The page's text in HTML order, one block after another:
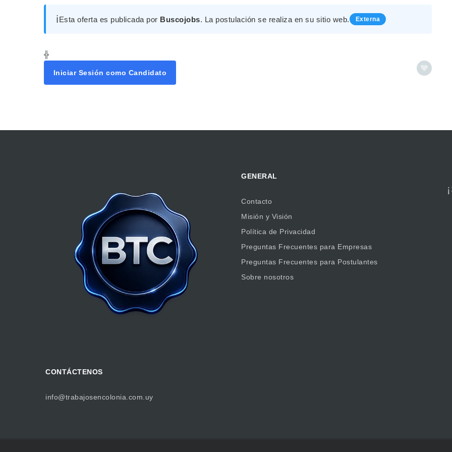
ℹ️Esta oferta es publicada por Buscojobs. La postulación se realiza en su sitio web. Externa
╬
Iniciar Sesión como Candidato
CONTÁCTENOS
info@trabajosencolonia.com.uy
GENERAL
Contacto
Misión y Visión
Política de Privacidad
Preguntas Frecuentes para Empresas
Preguntas Frecuentes para Postulantes
Sobre nosotros